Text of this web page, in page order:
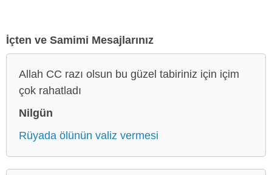
İçten ve Samimi Mesajlarınız
Allah CC razı olsun bu güzel tabiriniz için içim
çok rahatladı
Nilgün
Rüyada ölünün valiz vermesi